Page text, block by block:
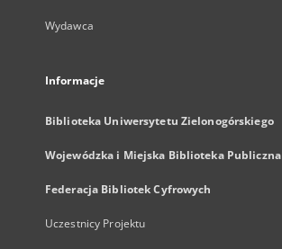
Wydawca
Informacje
Biblioteka Uniwersytetu Zielonogórskiego
Wojewódzka i Miejska Biblioteka Publiczna
Federacja Bibliotek Cyfrowych
Uczestnicy Projektu